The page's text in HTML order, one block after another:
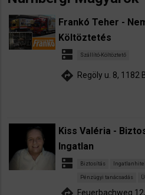
Frankó Teher -
Költöztetés
dns Szállító-Költöztető
directions Regöly u. 8, 1182
Kiss Valéria -
Ingatlan
dns Biztosítás
Pénzügyi tanácsadás
Feuerbachweg